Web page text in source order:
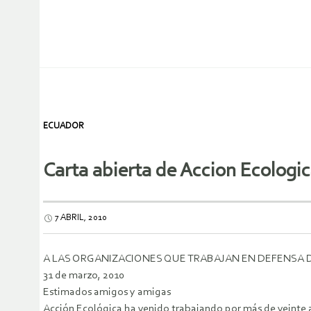
ECUADOR
Carta abierta de Accion
7 ABRIL, 2010
A LAS ORGANIZACIONES QUE TRABAJAN EN DEFENSA
31 de marzo, 2010
Estimados amigos y amigas